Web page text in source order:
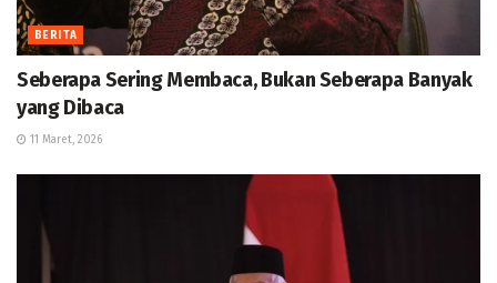
BERITA
Seberapa Sering Membaca, Bukan Seberapa Banyak
yang Dibaca
11 Maret, 2026